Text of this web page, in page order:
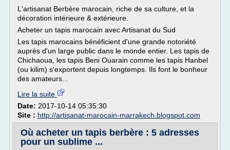
L'artisanat Berbère marocain, riche de sa culture, et la
décoration intérieure & extérieure.
Acheter un tapis marocain avec Artisanat du Sud
Les tapis marocains bénéficient d'une grande notoriété
auprès d'un large public dans le monde entier. Les tapis de
Chichaoua, les tapis Beni Ouarain comme les tapis Hanbel
(ou kilim) s'exportent depuis longtemps. Ils font le bonheur
des amateurs...
Lire la suite
Date: 2017-10-14 05:35:30
Site : http://artisanat-marocain-marrakech.blogspot.com
Où acheter un tapis berbère : 5 adresses
pour un sublime ...